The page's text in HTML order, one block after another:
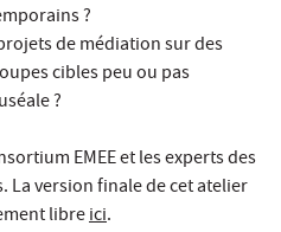
?
de médiation sur des
cibles peu ou pas
?
EMEE et les experts des
version finale de cet atelier
libreici.